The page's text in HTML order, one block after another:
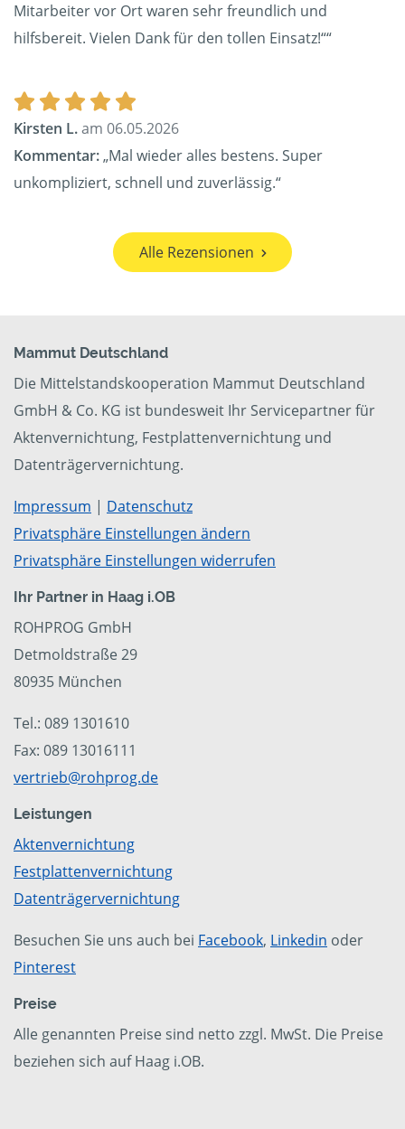
Mitarbeiter vor Ort waren sehr freundlich und
hilfsbereit. Vielen Dank für den tollen Einsatz!““
Kirsten L.am 06.05.2026
Kommentar:„Mal wieder alles bestens. Super
unkompliziert, schnell und zuverlässig.“
Alle Rezensionen
Mammut Deutschland
Die Mittelstandskooperation Mammut Deutschland
GmbH & Co. KG ist bundesweit Ihr Servicepartner für
Aktenvernichtung, Festplattenvernichtung und
Datenträgervernichtung.
Impressum | Datenschutz
Privatsphäre Einstellungen ändern
Privatsphäre Einstellungen widerrufen
Ihr Partner in Haag i.OB
ROHPROG GmbH
Detmoldstraße 29
80935 München
Tel.: 089 1301610
Fax: 089 13016111
vertrieb@rohprog.de
Leistungen
Aktenvernichtung
Festplattenvernichtung
Datenträgervernichtung
Besuchen Sie uns auch bei Facebook, Linkedin oder
Pinterest
Preise
Alle genannten Preise sind netto zzgl. MwSt. Die Preise
beziehen sich auf Haag i.OB.